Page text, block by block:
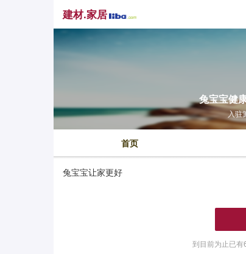
建材.家居
兔宝宝健
入驻
首页
兔宝宝让家更好
到目前为止已有